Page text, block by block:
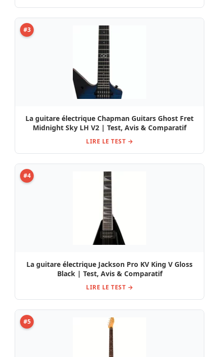
#3
La guitare électrique Chapman Guitars Ghost Fret
Midnight Sky LH V2 | Test, Avis & Comparatif
LIRE LE TEST →
#4
La guitare électrique Jackson Pro KV King V Gloss
Black | Test, Avis & Comparatif
LIRE LE TEST →
#5